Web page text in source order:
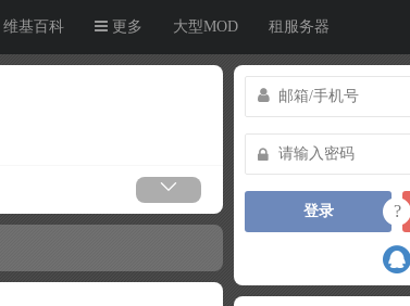
维基百科 更多 大型MOD 租服务器
登录 ?